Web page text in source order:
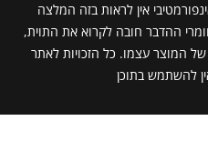
אין לראות בזה המלצה
ההדבר חובה לקרוא את התוית,
המוצר עצמו. כל הזכויות לאתר
להשתמש בתוכן